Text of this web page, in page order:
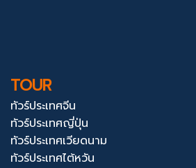
TOUR
ทัวร์ประเทศจีน
ทัวร์ประเทศญี่ปุ่น
ทัวร์ประเทศเวียดนาม
ทัวร์ประเทศไต้หวัน